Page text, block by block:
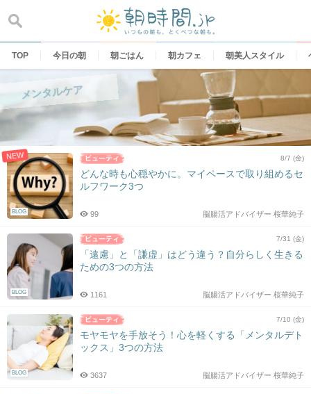
content
TOP 今日の朝 朝ごはん 朝カフェ 朝美人スタイル
メンタルケア
NEW
BLOG
8/7 (金)
どんな時も心穏やかに。マイペースで取り組めるセ
ルフワーク3つ
脳腸活アドバイザー 桜華純子
99
BLOG
7/31 (金)
「遠慮」と「謙虚」はどう違う？自分らしく生きる
ための3つの方法
脳腸活アドバイザー 桜華純子
1161
BLOG
7/10 (金)
モヤモヤを手放そう！心を軽くする「メンタルデト
ックス」3つの方法
脳腸活アドバイザー 桜華純子
3637